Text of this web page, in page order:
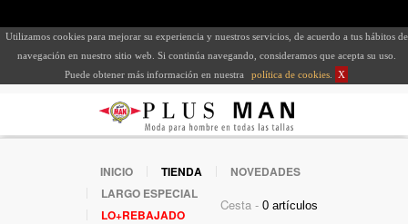
Utilizamos cookies para mejorar su experiencia y nuestros servicios, de acuerdo a tus hábitos de
navegación en nuestro sitio web. Si continúa navegando, consideramos que acepta su uso.
Puede obtener más información en nuestra
política de cookies X
INICIO TIENDA
NOVEDADES
LARGO ESPECIAL
LO+REBAJADO
Cesta -